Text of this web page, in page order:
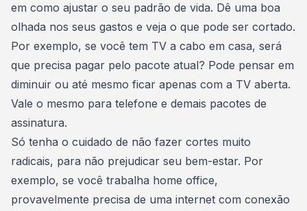
em como ajustar o seu padrão de vida. Dê uma boa
olhada nos seus gastos e veja o que pode ser cortado.
Por exemplo, se você tem TV a cabo em casa, será
que precisa pagar pelo pacote atual? Pode pensar em
diminuir ou até mesmo ficar apenas com a TV aberta.
Vale o mesmo para telefone e demais pacotes de
assinatura.
Só tenha o cuidado de não fazer cortes muito
radicais, para não prejudicar seu bem-estar. Por
exemplo, se você trabalha home office,
provavelmente precisa de uma internet com conexão